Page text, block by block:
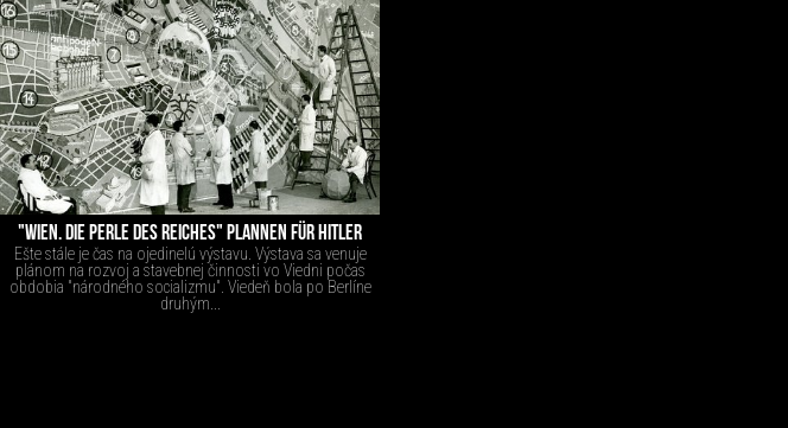
"WIEN. DIE PERLE DES REICHES" PLANNEN FÜR HITLER
Ešte stále je čas na ojedinelú výstavu. Výstava sa venuje
plánom na rozvoj a stavebnej činnosti vo Viedni počas
obdobia "národného socializmu". Viedeň bola po Berlíne
druhým...